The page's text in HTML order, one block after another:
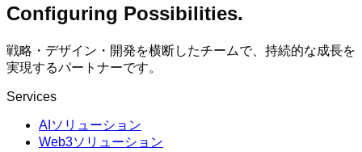
Configuring Possibilities.
戦略・デザイン・開発を横断したチームで、持続的な成長を
実現するパートナーです。
Services
AIソリューション
Web3ソリューション